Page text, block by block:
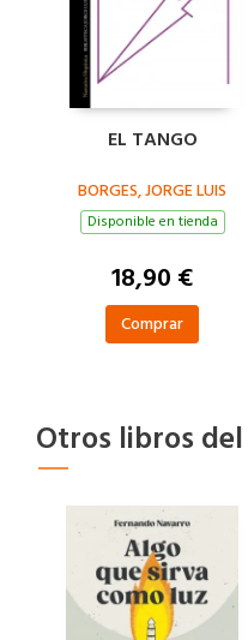
EL TANGO
BORGES, JORGE LUIS
Disponible en tienda
18,90 €
Comprar
Otros libros